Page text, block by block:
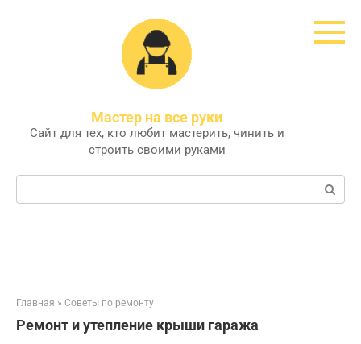
Мастер на все руки
Сайт для тех, кто любит мастерить, чинить и
строить своими руками
Поиск:
Главная » Советы по ремонту
Ремонт и утепление крыши гаража